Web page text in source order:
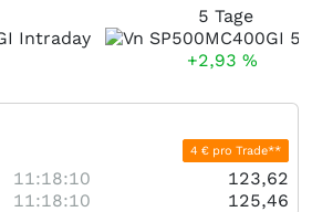
5 Tage
+2,93 %
4 € pro Trade**
11:18:10
123,62
11:18:10
125,46